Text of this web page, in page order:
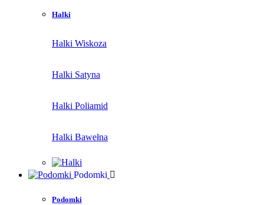
Halki
Halki Wiskoza
Halki Satyna
Halki Poliamid
Halki Bawełna
Podomki
Podomki